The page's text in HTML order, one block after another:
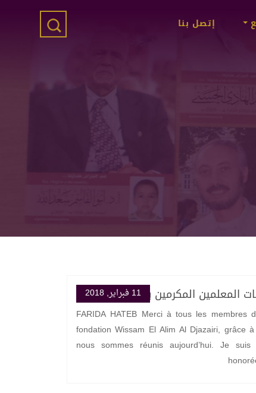
إتصل بنا
11 فبراير, 2018
المعلمين المكرمين بمناسبة التكريم
FARIDA HATEB Merci à tous les membres
fondation Wissam El Alim Al Djazairi, grâce
nous sommes réunis aujourd’hui. Je suis